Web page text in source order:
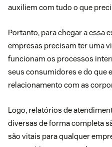
auxiliem com tudo o que
Portanto, para chegar a essa
empresas precisam ter uma
funcionam os processos
seus consumidores e do que
relacionamento com as
Logo, relatórios de
diversas de forma completa
são vitais para qualquer